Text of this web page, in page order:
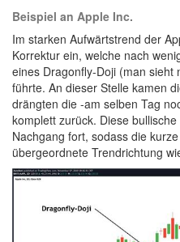
Beispiel an Apple Inc.
Im starken Aufwärtstrend der
Korrektur ein, welche nach
eines Dragonfly-Doji (man sieht
führte. An dieser Stelle kamen
drängten die -am selben Tag
komplett zurück. Diese
Nachgang fort, sodass die
übergeordnete Trendrichtung